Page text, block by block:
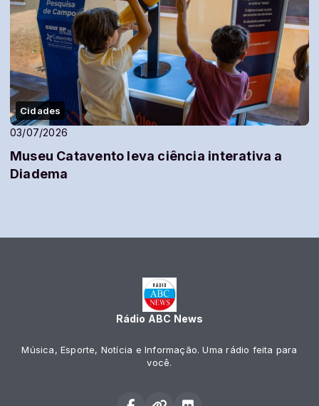
Cidades
03/07/2026
Museu Catavento leva ciência interativa a
Diadema
Rádio ABC News
Música, Esporte, Notícia e Informação. Uma rádio feita para
você.